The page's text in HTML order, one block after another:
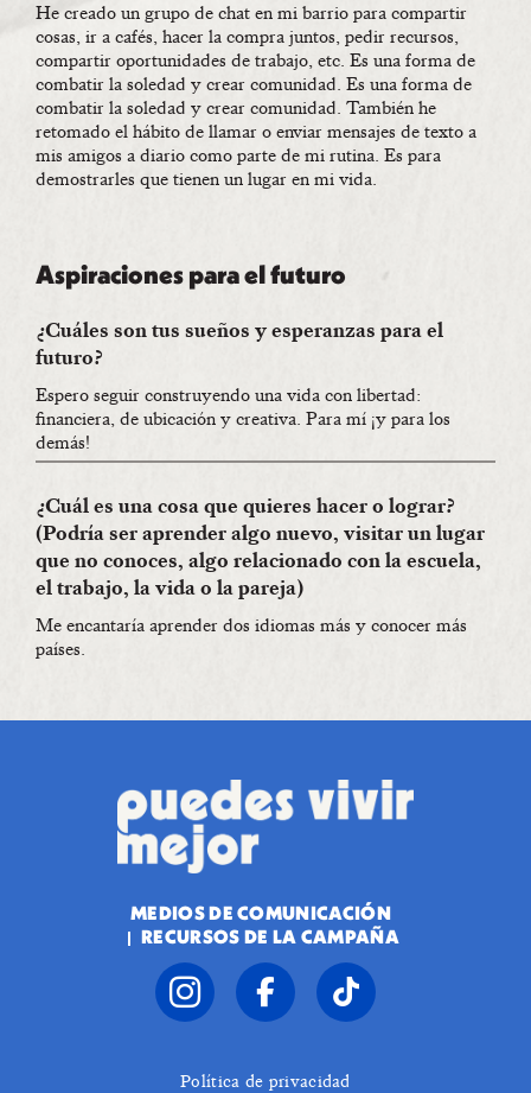
He creado un grupo de chat en mi barrio para compartir
cosas, ir a cafés, hacer la compra juntos, pedir recursos,
compartir oportunidades de trabajo, etc. Es una forma de
combatir la soledad y crear comunidad. Es una forma de
combatir la soledad y crear comunidad. También he
retomado el hábito de llamar o enviar mensajes de texto a
mis amigos a diario como parte de mi rutina. Es para
demostrarles que tienen un lugar en mi vida.
Aspiraciones para el futuro
¿Cuáles son tus sueños y esperanzas para el
futuro?
Espero seguir construyendo una vida con libertad:
financiera, de ubicación y creativa. Para mí ¡y para los
demás!
¿Cuál es una cosa que quieres hacer o lograr?
(Podría ser aprender algo nuevo, visitar un lugar
que no conoces, algo relacionado con la escuela,
el trabajo, la vida o la pareja)
Me encantaría aprender dos idiomas más y conocer más
países.
MEDIOS DE COMUNICACIÓN
RECURSOS DE LA CAMPAÑA
Política de privacidad